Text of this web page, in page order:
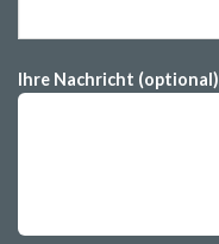
Ihre Nachricht (optional)